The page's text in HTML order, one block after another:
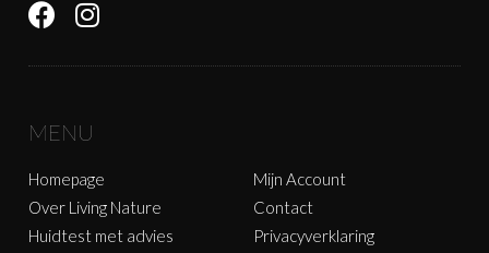
MENU
Homepage
Over Living Nature
Huidtest met advies
Mijn Account
Contact
Privacyverklaring